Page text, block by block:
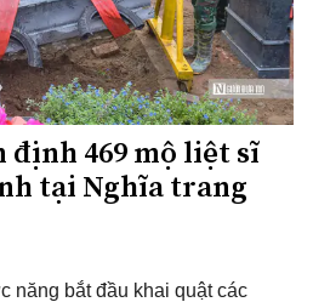
469 mộ liệt sĩ
tại Nghĩa trang
năng bắt đầu khai quật các